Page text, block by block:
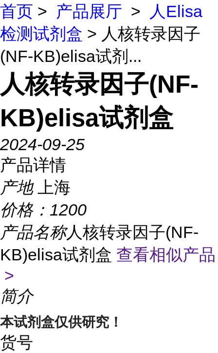
首页 > 产品展厅 >
人Elisa
检测试剂盒 > 人核转录因子
(NF-KB)elisa试剂...
人核转录因子(NF-
KB)elisa试剂盒
2024-09-25
产品详情
产地
上海
价格： 1200
产品名称人核转录因子(NF-
KB)elisa试剂盒 查看相似产品
>
简介
本试剂盒仅供研究！
货号